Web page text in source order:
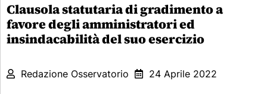
Clausola statutaria di gradimento a
favore degli amministratori ed
insindacabilità del suo esercizio
Redazione Osservatorio 24 Aprile 2022